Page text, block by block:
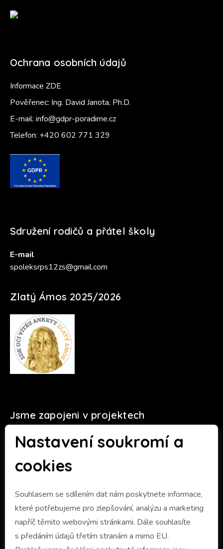
Nastavení soukromí a
cookies
Souhlasem se sdílením dat nám poskytnete informace,
které potřebujeme pro zlepšování, analýzu a marketing
napříč těmito webovými stránkami. Dále souhlasíte
s předáním údajů třetím stranám a mimo EU.
Ochrana osobních údajů
Informace ZDE
Pověřenec: Ing. David Janota, Ph.D.
E-mail: info@gdpr-poradime.cz
Telefon: +420 602 771 329
Sdružení rodičů a přátel školy
E-mail
spoleksrps12zs@gmail.com
Zlatý Ámos 2025/2026
Jsme zapojeni v projektech